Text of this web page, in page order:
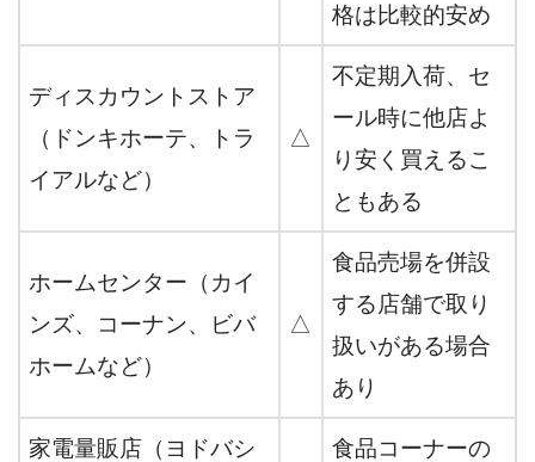
格は比較的安め
ディスカウントストア
（ドンキホーテ、トラ
イアルなど）
△
不定期入荷、セ
ール時に他店よ
り安く買えるこ
ともある
ホームセンター（カイ
ンズ、コーナン、ビバ
ホームなど）
△
食品売場を併設
する店舗で取り
扱いがある場合
あり
家電量販店（ヨドバシ
食品コーナーの